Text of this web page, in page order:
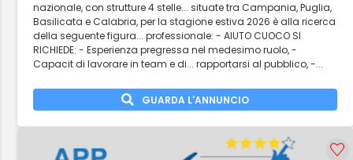
nazionale, con strutture 4 stelle... situate tra Campania, Puglia,
Basilicata e Calabria, per la stagione estiva 2026 è alla ricerca
della seguente figura... professionale: - AIUTO CUOCO SI
RICHIEDE: - Esperienza pregressa nel medesimo ruolo, -
Capacit di lavorare in team e di... rapportarsi al pubblico, -...
GUARDA L'ANNUNCIO